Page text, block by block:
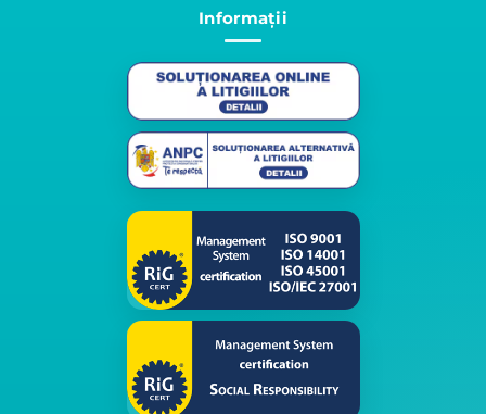
Informații